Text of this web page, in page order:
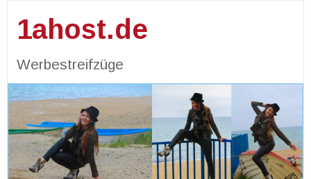
1ahost.de
Werbestreifzüge